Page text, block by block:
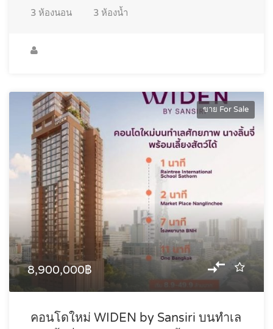
3 ห้องนอน 3 ห้องน้ำ
ขาย For Sale
8,900,000฿
คอนโดใหม่ WIDEN by Sansiri บนทำเล